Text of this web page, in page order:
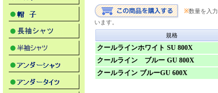
※数量を入
います。
規格
クールラインホワイト SU 800X
クールライン ブルー GU 800X
クールライン ブルーGU 600X